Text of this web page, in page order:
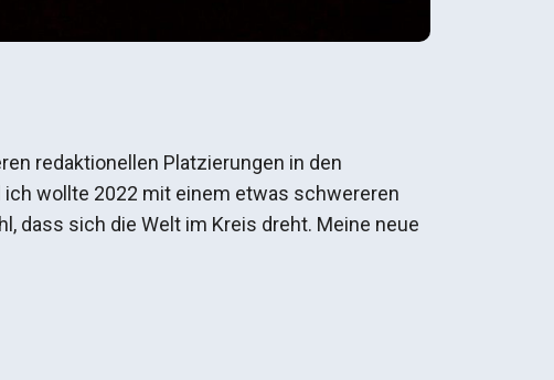
redaktionellen Platzierungen in den
wollte 2022 mit einem etwas schwereren
dass sich die Welt im Kreis dreht. Meine neue